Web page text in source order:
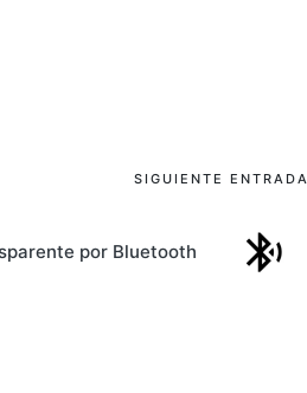
SIGUIENTE ENTRADA
por Bluetooth